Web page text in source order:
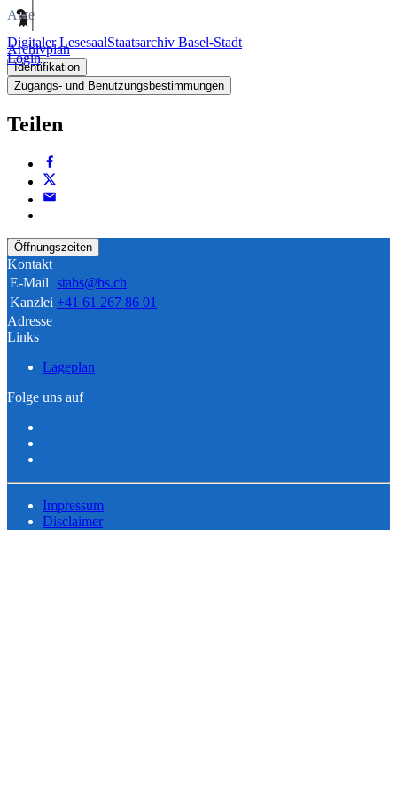
Digitaler LesesaalStaatsarchiv Basel-Stadt
Login
Akte
Archivplan
Identifikation
Zugangs- und Benutzungsbestimmungen
Teilen
Öffnungszeiten
Kontakt
E-Mail stabs@bs.ch
Kanzlei +41 61 267 86 01
Adresse
Links
Lageplan
Folge uns auf
Impressum
Disclaimer